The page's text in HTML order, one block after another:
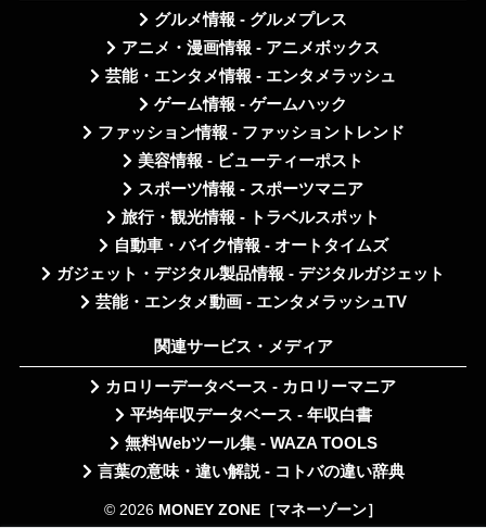
グルメ情報 - グルメプレス
アニメ・漫画情報 - アニメボックス
芸能・エンタメ情報 - エンタメラッシュ
ゲーム情報 - ゲームハック
ファッション情報 - ファッショントレンド
美容情報 - ビューティーポスト
スポーツ情報 - スポーツマニア
旅行・観光情報 - トラベルスポット
自動車・バイク情報 - オートタイムズ
ガジェット・デジタル製品情報 - デジタルガジェット
芸能・エンタメ動画 - エンタメラッシュTV
関連サービス・メディア
カロリーデータベース - カロリーマニア
平均年収データベース - 年収白書
無料Webツール集 - WAZA TOOLS
言葉の意味・違い解説 - コトバの違い辞典
© 2026 MONEY ZONE［マネーゾーン］